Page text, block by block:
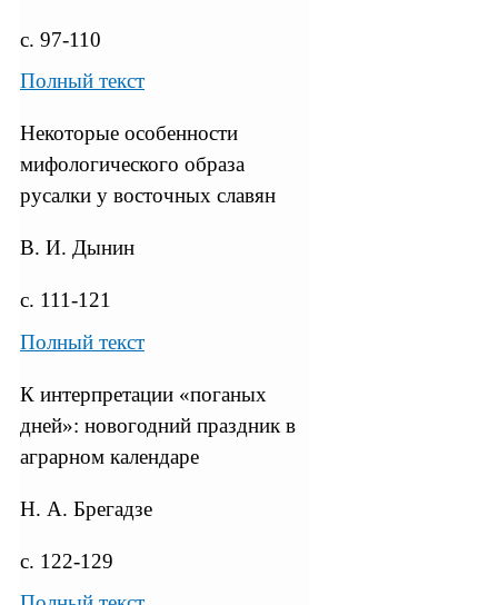
с. 97-110
Полный текст
Некоторые особенности
мифологического образа
русалки у восточных славян
В. И. Дынин
с. 111-121
Полный текст
К интерпретации «поганых
дней»: новогодний праздник в
аграрном календаре
Н. А. Брегадзе
с. 122-129